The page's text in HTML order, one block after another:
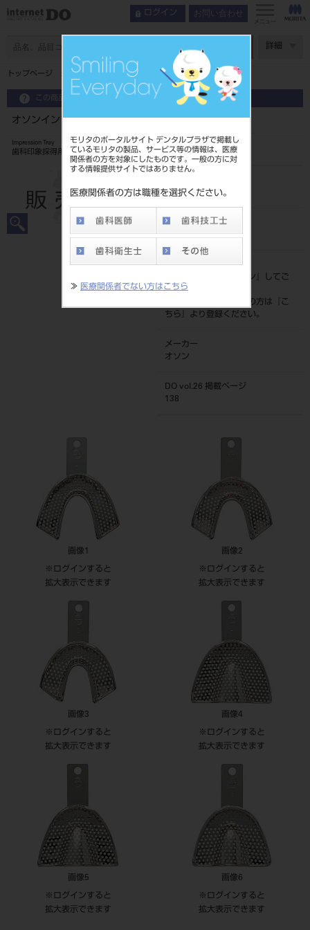
モリタのポータルサイト デンタルプラザで掲載し
ているモリタの製品、サービス等の情報は、医療
関係者の方を対象にしたものです。一般の方に対
する情報提供サイトではありません。
医療関係者の方は職種を選択ください。
≫ 医療関係者でない方はこちら
ログイン お問い合わせ
メニュー
詳細
トップページ オソンインプレッショントレー （有歯顎用トレー）
この商品に関するお問い合わせ
オソンインプレッショントレー （有歯顎用トレー）
Impression Tray
歯科印象採得用トレー
206390001
JAN/EANコード
標準価格
ログイン
』してご
覧ください。
ネット会員登録がまだの方は『
こ
ちら
』より登録ください。
メーカー
オソン
DO vol.26 掲載ページ
138
画像1
※ログインすると
拡大表示できます
画像2
※ログインすると
拡大表示できます
画像3
※ログインすると
拡大表示できます
画像4
※ログインすると
拡大表示できます
画像5
※ログインすると
拡大表示できます
画像6
※ログインすると
拡大表示できます